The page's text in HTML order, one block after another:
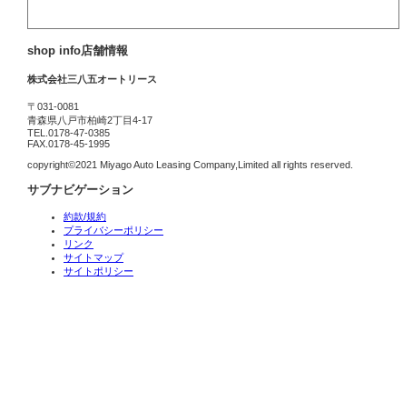
shop info店舗情報
株式会社三八五オートリース
〒031-0081
青森県八戸市柏崎2丁目4-17
TEL.0178-47-0385
FAX.0178-45-1995
copyright©2021 Miyago Auto Leasing Company,Limited all rights reserved.
サブナビゲーション
約款/規約
プライバシーポリシー
リンク
サイトマップ
サイトポリシー